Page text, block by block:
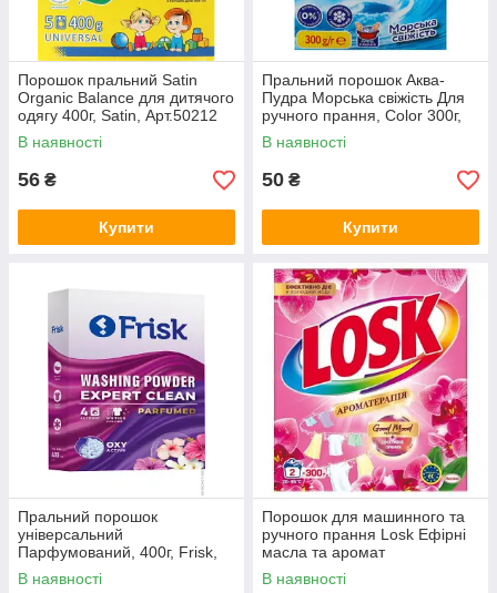
Порошок пральний Satin
Organic Balance для дитячого
одягу 400г, Satin, Арт.50212
В наявності
56 ₴
Купити
Пральний порошок Аква-
Пудра Морська свіжість Для
ручного прання, Color 300г,
Gala, Арт.51478
В наявності
50 ₴
Купити
Пральний порошок
універсальний
Парфумований, 400г, Frisk,
Арт.51929
В наявності
Порошок для машинного та
ручного прання Losk Ефірні
масла та аромат
Малазійської квітки 0,3 кг,
Henkel,
В наявності